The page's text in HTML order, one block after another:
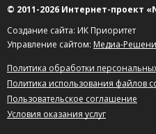
© 2011-2026 Интернет-проект
Создание сайта: ИК Приоритет
Управление сайтом: Медиа-
Политика обработки
Политика использования файлов
Пользовательское соглашение
Условия оказания услуг